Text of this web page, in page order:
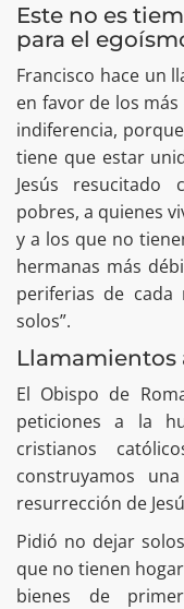
Este no es
para el
Francisco hace un
en favor de los
indiferencia,
tiene que estar
Jesús resucitado
pobres, a quienes
y a los que no
hermanas más
periferias de
solos”.
Llamamientos
El Obispo de
peticiones a la
cristianos
construyamos
resurrección de
Pidió no dejar
que no tienen
bienes de